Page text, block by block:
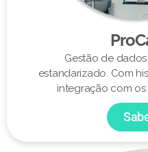
Gestão de
estandarizado. Com
integração com